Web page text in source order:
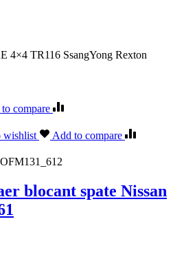
4×4 TR116 SsangYong Rexton
compare
wishlist Add to compare
OFM131_612
blocant spate Nissan